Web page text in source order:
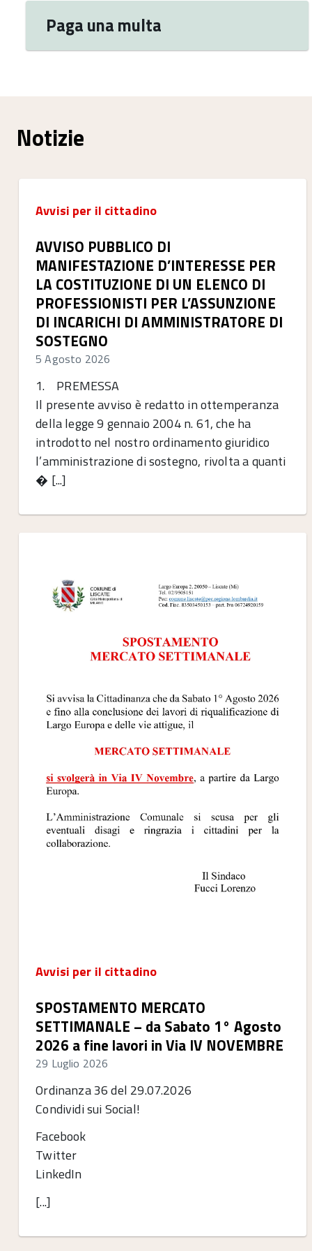
Paga una multa
Notizie
Avvisi per il cittadino
AVVISO PUBBLICO DI
MANIFESTAZIONE D’INTERESSE PER
LA COSTITUZIONE DI UN ELENCO DI
PROFESSIONISTI PER L’ASSUNZIONE
DI INCARICHI DI AMMINISTRATORE DI
SOSTEGNO
5 Agosto 2026
1. PREMESSA
Il presente avviso è redatto in ottemperanza
della legge 9 gennaio 2004 n. 61, che ha
introdotto nel nostro ordinamento giuridico
l’amministrazione di sostegno, rivolta a quanti
� [...]
Avvisi per il cittadino
SPOSTAMENTO MERCATO
SETTIMANALE – da Sabato 1° Agosto
2026 a fine lavori in Via IV NOVEMBRE
29 Luglio 2026
Ordinanza 36 del 29.07.2026
Condividi sui Social!
Facebook
Twitter
LinkedIn
[...]